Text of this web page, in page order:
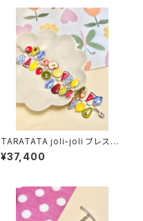
TARATATA joli-joli ブレスレ
ット
¥37,400